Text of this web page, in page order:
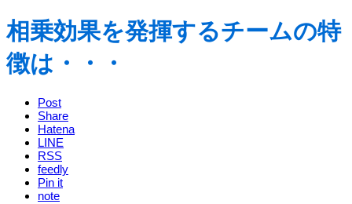
相乗効果を発揮するチームの特
徴は・・・
Post
Share
Hatena
LINE
RSS
feedly
Pin it
note